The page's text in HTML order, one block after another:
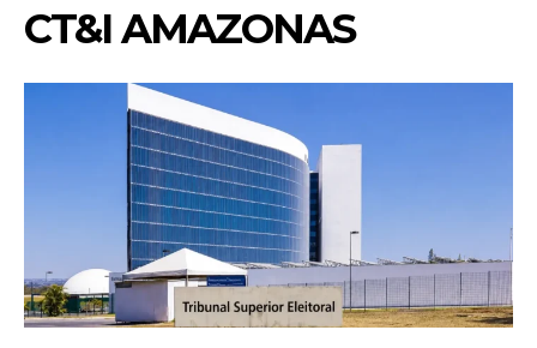
CT&I AMAZONAS